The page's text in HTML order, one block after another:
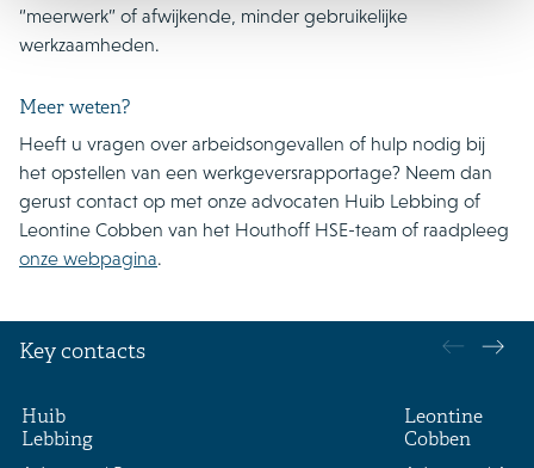
“meerwerk” of afwijkende, minder gebruikelijke
werkzaamheden.
Meer weten?
Heeft u vragen over arbeidsongevallen of hulp nodig bij
het opstellen van een werkgeversrapportage? Neem dan
gerust contact op met onze advocaten Huib Lebbing of
Leontine Cobben van het Houthoff HSE-team of raadpleeg
onze webpagina.
Key contacts
Huib
Lebbing
Leontine
Cobben